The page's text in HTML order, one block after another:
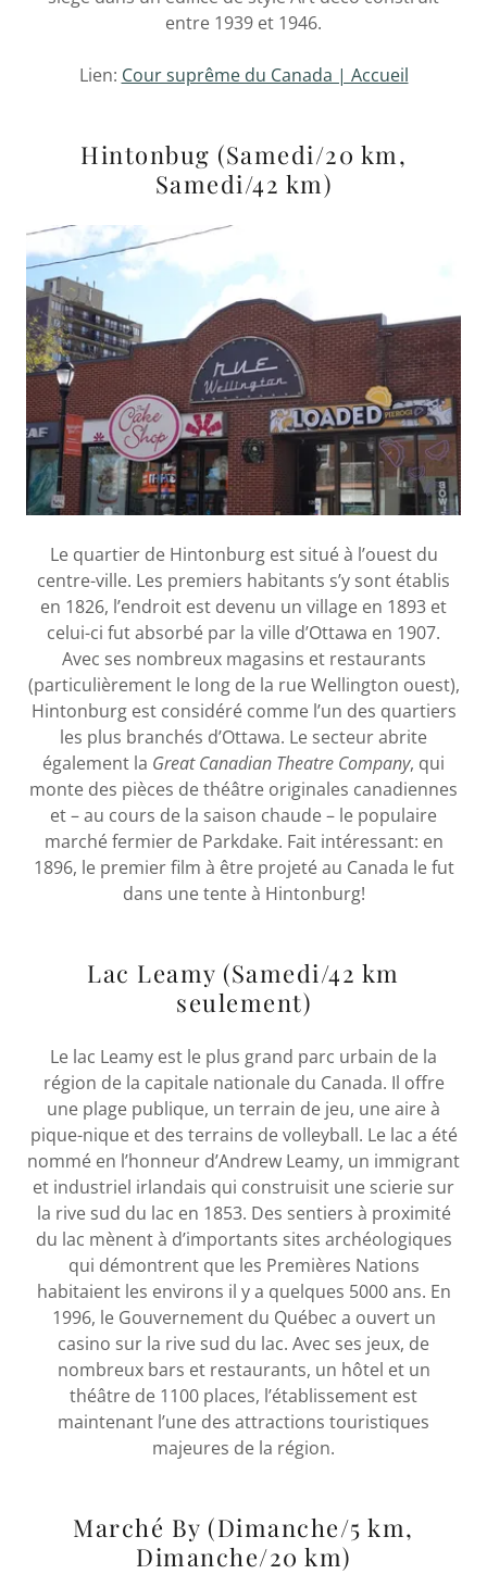
entre 1939 et 1946.
Lien: Cour suprême du Canada | Accueil
Hintonbug (Samedi/20 km,
Samedi/42 km)
Le quartier de Hintonburg est situé à l’ouest du
centre-ville. Les premiers habitants s’y sont établis
en 1826, l’endroit est devenu un village en 1893 et
celui-ci fut absorbé par la ville d’Ottawa en 1907.
Avec ses nombreux magasins et restaurants
(particulièrement le long de la rue Wellington ouest),
Hintonburg est considéré comme l’un des quartiers
les plus branchés d’Ottawa. Le secteur abrite
également la Great Canadian Theatre Company, qui
monte des pièces de théâtre originales canadiennes
et – au cours de la saison chaude – le populaire
marché fermier de Parkdake. Fait intéressant: en
1896, le premier film à être projeté au Canada le fut
dans une tente à Hintonburg!
Lac Leamy (Samedi/42 km
seulement)
Le lac Leamy est le plus grand parc urbain de la
région de la capitale nationale du Canada. Il offre
une plage publique, un terrain de jeu, une aire à
pique-nique et des terrains de volleyball. Le lac a été
nommé en l’honneur d’Andrew Leamy, un immigrant
et industriel irlandais qui construisit une scierie sur
la rive sud du lac en 1853. Des sentiers à proximité
du lac mènent à d’importants sites archéologiques
qui démontrent que les Premières Nations
habitaient les environs il y a quelques 5000 ans. En
1996, le Gouvernement du Québec a ouvert un
casino sur la rive sud du lac. Avec ses jeux, de
nombreux bars et restaurants, un hôtel et un
théâtre de 1100 places, l’établissement est
maintenant l’une des attractions touristiques
majeures de la région.
Marché By (Dimanche/5 km,
Dimanche/20 km)